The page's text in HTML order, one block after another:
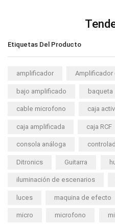
Etiquetas Del Producto
amplificador Amplificador
bajo amplificado baqueta
cable microfono caja
caja amplificada caja RCF
consola análoga
Ditronics Guitarra
iluminación de escenarios
luces maquina de efecto
micro microfono